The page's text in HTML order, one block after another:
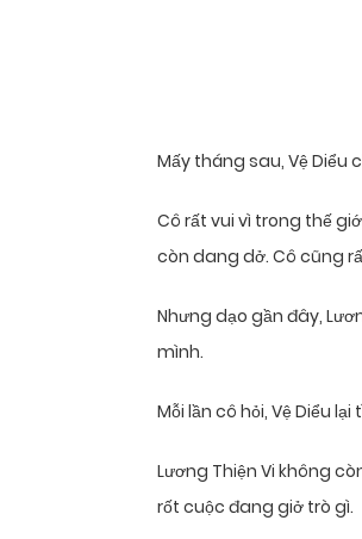
Mấy tháng sau, Vệ Diểu
Cô rất vui vì trong thế
còn dang dở. Cô cũng
Nhưng dạo gần đây,
mình.
Mỗi lần cô hỏi, Vệ Diểu
Lương Thiện Vi không
rốt cuộc đang giở trò gì.